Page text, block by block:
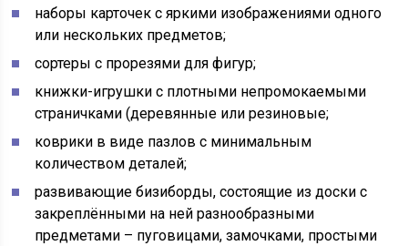
наборы карточек с яркими изображениями одного
или нескольких предметов;
сортеры с прорезями для фигур;
книжки-игрушки с плотными непромокаемыми
страничками (деревянные или резиновые;
коврики в виде пазлов с минимальным
количеством деталей;
развивающие бизиборды, состоящие из доски с
закреплёнными на ней разнообразными
предметами – пуговицами, замочками, простыми